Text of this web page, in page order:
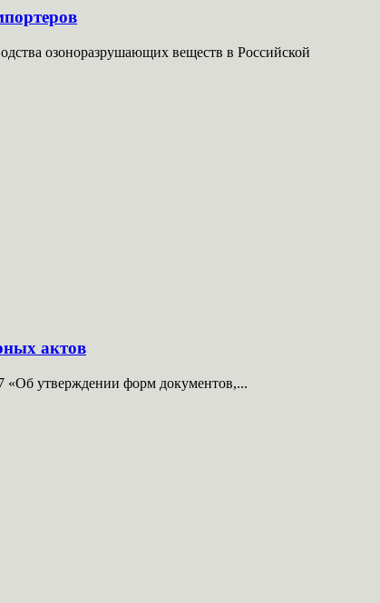
озоноразрушающих веществ в Российской
актов
«Об утверждении форм документов,...